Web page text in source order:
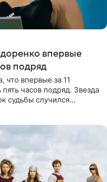
впервые
подряд
что впервые за 11
часов подряд. Звезда
судьбы случился